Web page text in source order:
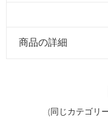
商品の詳細
(同じカテゴリ